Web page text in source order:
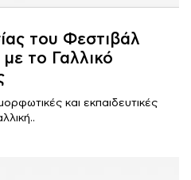
του Φεστιβάλ
το Γαλλικό
και εκπαιδευτικές